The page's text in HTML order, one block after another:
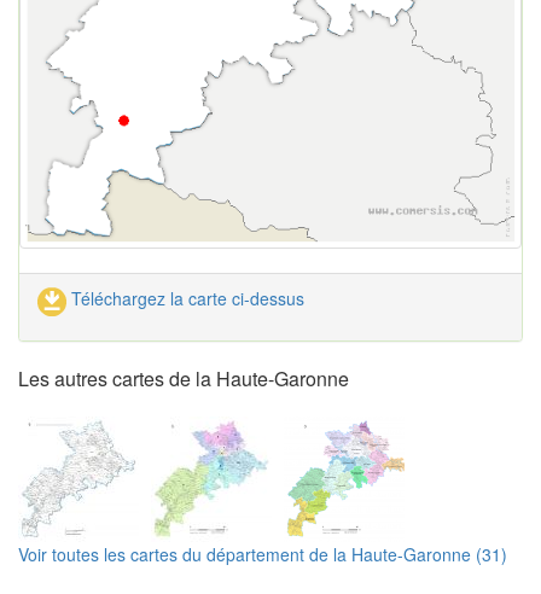
Téléchargez la carte ci-dessus
Les autres cartes de la Haute-Garonne
Voir toutes les cartes du département de la Haute-Garonne (31)